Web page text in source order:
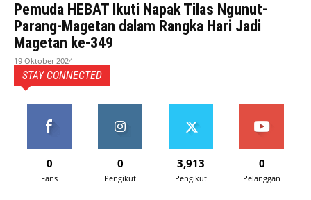
Pemuda HEBAT Ikuti Napak Tilas Ngunut-
Parang-Magetan dalam Rangka Hari Jadi
Magetan ke-349
19 Oktober 2024
STAY CONNECTED
0
Fans
0
Pengikut
3,913
Pengikut
0
Pelanggan